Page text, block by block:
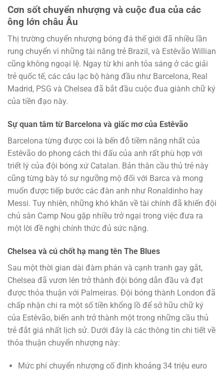
Cơn sốt chuyển nhượng và cuộc đua của các
ông lớn châu Âu
Thị trường chuyển nhượng bóng đá thế giới đã nhiều lần
rung chuyển vì những tài năng trẻ Brazil, và Estêvão Willian
cũng không ngoại lệ. Ngay từ khi anh tỏa sáng ở các giải
trẻ quốc tế, các câu lạc bộ hàng đầu như Barcelona, Real
Madrid, PSG và Chelsea đã bắt đầu cuộc đua giành chữ ký
của tiền đạo này.
Sự quan tâm từ Barcelona và giấc mơ của Estêvão
Barcelona từng được coi là bến đỗ tiềm năng nhất của
Estêvão do phong cách thi đấu của anh rất phù hợp với
triết lý của đội bóng xứ Catalan. Bản thân cầu thủ trẻ này
cũng từng bày tỏ sự ngưỡng mộ đối với Barca và mong
muốn được tiếp bước các đàn anh như Ronaldinho hay
Messi. Tuy nhiên, những khó khăn về tài chính đã khiến đội
chủ sân Camp Nou gặp nhiều trở ngại trong việc đưa ra
một lời đề nghị chính thức đủ sức nặng.
Chelsea và cú chốt hạ mang tên The Blues
Sau một thời gian dài đàm phán và cạnh tranh gay gắt,
Chelsea đã vươn lên trở thành đội bóng dẫn đầu và đạt
được thỏa thuận với Palmeiras. Đội bóng thành London đã
chấp nhận chi ra một số tiền khổng lồ để sở hữu chữ ký
của Estêvão, biến anh trở thành một trong những cầu thủ
trẻ đắt giá nhất lịch sử. Dưới đây là các thông tin chi tiết về
thỏa thuận chuyển nhượng này:
Mức phí chuyển nhượng cố định khoảng 34 triệu euro